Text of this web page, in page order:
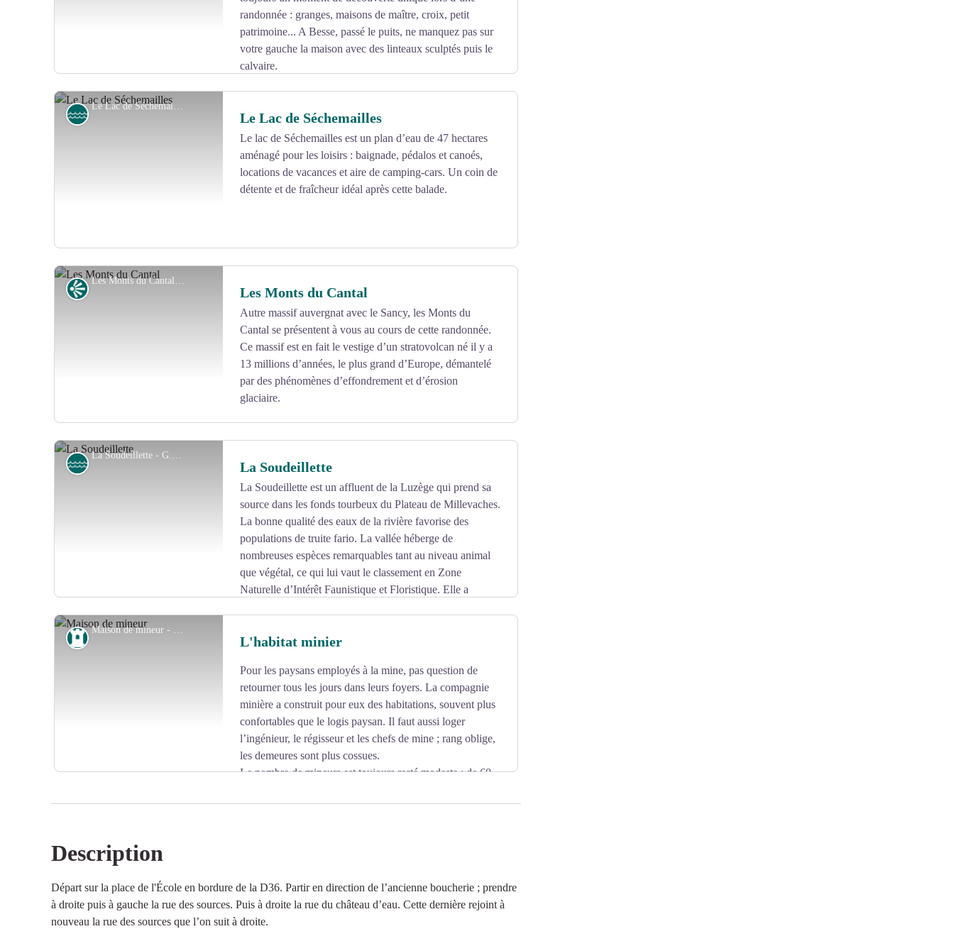
Voir l'image en plein écran
randonnée : granges, maisons de maître, croix, petit
patrimoine... A Besse, passé le puits, ne manquez pas sur
votre gauche la maison avec des linteaux sculptés puis le
calvaire.
Le Lac de Séchemailles - G.Salat - CC HCC
Voir l'image en plein écran
Lac Le Lac de Séchemailles
Le lac de Séchemailles est un plan d’eau de 47 hectares
aménagé pour les loisirs : baignade, pédalos et canoés,
locations de vacances et aire de camping-cars. Un coin de
détente et de fraîcheur idéal après cette balade.
Les Monts du Cantal - G.Salat - CC HCC
Voir l'image en plein écran
Point de vue Les Monts du Cantal
Autre massif auvergnat avec le Sancy, les Monts du
Cantal se présentent à vous au cours de cette randonnée.
Ce massif est en fait le vestige d’un stratovolcan né il y a
13 millions d’années, le plus grand d’Europe, démantelé
par des phénomènes d’effondrement et d’érosion
glaciaire.
La Soudeillette - G.Salat - CC HCC
Voir l'image en plein écran
Rivière La Soudeillette
La Soudeillette est un affluent de la Luzège qui prend sa
source dans les fonds tourbeux du Plateau de Millevaches.
La bonne qualité des eaux de la rivière favorise des
populations de truite fario. La vallée héberge de
nombreuses espèces remarquables tant au niveau animal
que végétal, ce qui lui vaut le classement en Zone
Naturelle d’Intérêt Faunistique et Floristique. Elle a
Maison de mineur - CC HCC
Voir l'image en plein écran
Patrimoine L'habitat minier
Pour les paysans employés à la mine, pas question de
retourner tous les jours dans leurs foyers. La compagnie
minière a construit pour eux des habitations, souvent plus
confortables que le logis paysan. Il faut aussi loger
l’ingénieur, le régisseur et les chefs de mine ; rang oblige,
les demeures sont plus cossues.
Le nombre de mineurs est toujours resté modeste : de 60
logements à l’architecture particulière.
Description
Départ sur la place de l'École en bordure de la D36. Partir en direction de l’ancienne boucherie ; prendre
à droite puis à gauche la rue des sources. Puis à droite la rue du château d’eau. Cette dernière rejoint à
nouveau la rue des sources que l’on suit à droite.